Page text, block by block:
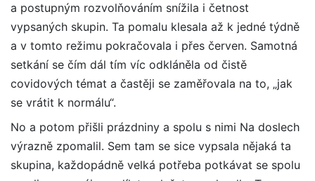
a postupným rozvolňováním snížila i četnost
vypsaných skupin. Ta pomalu klesala až k jedné týdně
a v tomto režimu pokračovala i přes červen. Samotná
setkání se čím dál tím víc odkláněla od čistě
covidových témat a častěji se zaměřovala na to, „jak
se vrátit k normálu“.
No a potom přišli prázdniny a spolu s nimi Na doslech
výrazně zpomalil. Sem tam se sice vypsala nějaká ta
skupina, každopádně velká potřeba potkávat se spolu